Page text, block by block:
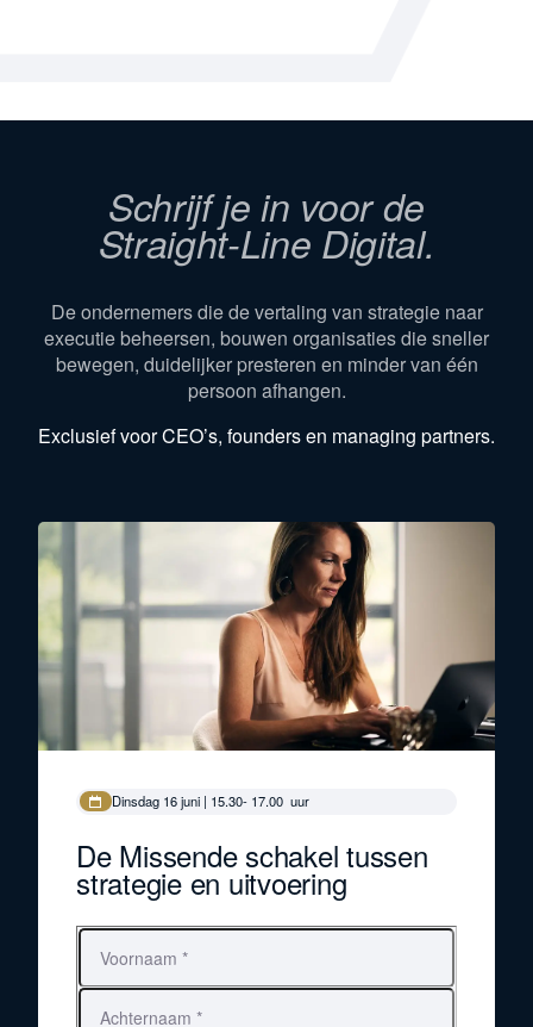
Schrijf je in voor de
Straight-Line Digital.
De ondernemers die de vertaling van strategie naar
executie beheersen, bouwen organisaties die sneller
bewegen, duidelijker presteren en minder van één
persoon afhangen.
Exclusief voor CEO’s, founders en managing partners.
Dinsdag 16 juni | 15.30- 17.00 uur
De Missende schakel tussen
strategie en uitvoering
Voornaam